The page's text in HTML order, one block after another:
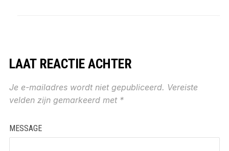
LAAT REACTIE ACHTER
Je e-mailadres wordt niet gepubliceerd. Vereiste
velden zijn gemarkeerd met *
MESSAGE